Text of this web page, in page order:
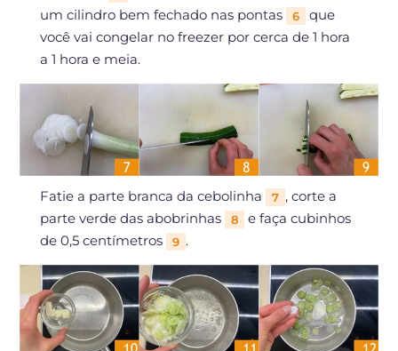
um cilindro bem fechado nas pontas
6
que
você vai congelar no freezer por cerca de 1 hora
a 1 hora e meia.
Fatie a parte branca da cebolinha 7 , corte a
parte verde das abobrinhas
8
e faça cubinhos
de 0,5 centímetros
9 .